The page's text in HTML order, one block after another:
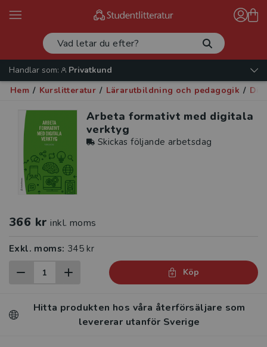
Handlar som:
Privatkund
Hem / Kurslitteratur / Lärarutbildning och pedagogik /
Arbeta formativt med digitala
verktyg
Skickas följande arbetsdag
366 kr inkl. moms
Exkl. moms: 345 kr
Köp
Hitta produkten hos våra återförsäljare som
levererar utanför Sverige